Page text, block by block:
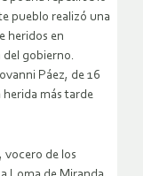
pueblo realizó una
heridos en
gobierno.
Páez, de 16
herida más tarde
vocero de los